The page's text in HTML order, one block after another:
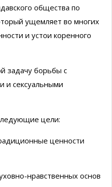
общества по
ущемляет во многих
и устои коренного
задачу борьбы с
и сексуальными
цели:
ценности
нравственных основ